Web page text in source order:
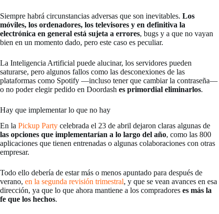
Siempre habrá circunstancias adversas que son inevitables. Los
móviles, los ordenadores, los televisores y en definitiva la
electrónica en general está sujeta a errores, bugs y a que no vayan
bien en un momento dado, pero este caso es peculiar.
La Inteligencia Artificial puede alucinar, los servidores pueden
saturarse, pero algunos fallos como las desconexiones de las
plataformas como Spotify —incluso tener que cambiar la contraseña—
o no poder elegir pedido en Doordash es primordial eliminarlos.
Hay que implementar lo que no hay
En la Pickup Party celebrada el 23 de abril dejaron claras algunas de
las opciones que implementarían a lo largo del año, como las 800
aplicaciones que tienen entrenadas o algunas colaboraciones con otras
empresar.
Todo ello debería de estar más o menos apuntado para después de
verano, en la segunda revisión trimestral, y que se vean avances en esa
dirección, ya que lo que ahora mantiene a los compradores es más la
fe que los hechos.